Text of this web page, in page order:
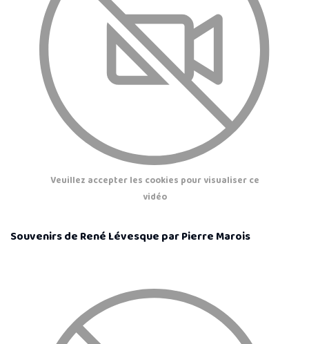
Veuillez accepter les cookies pour visualiser ce
vidéo
Souvenirs de René Lévesque par Pierre Marois